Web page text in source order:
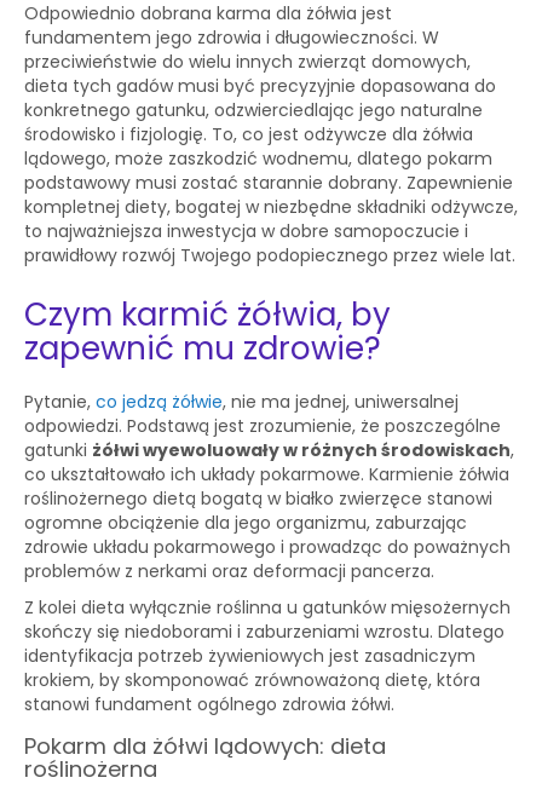
Odpowiednio dobrana karma dla żółwia jest
fundamentem jego zdrowia i długowieczności. W
przeciwieństwie do wielu innych zwierząt domowych,
dieta tych gadów musi być precyzyjnie dopasowana do
konkretnego gatunku, odzwierciedlając jego naturalne
środowisko i fizjologię. To, co jest odżywcze dla żółwia
lądowego, może zaszkodzić wodnemu, dlatego pokarm
podstawowy musi zostać starannie dobrany. Zapewnienie
kompletnej diety, bogatej w niezbędne składniki odżywcze,
to najważniejsza inwestycja w dobre samopoczucie i
prawidłowy rozwój Twojego podopiecznego przez wiele lat.
Czym karmić żółwia, by
zapewnić mu zdrowie?
Pytanie, co jedzą żółwie, nie ma jednej, uniwersalnej
odpowiedzi. Podstawą jest zrozumienie, że poszczególne
gatunki żółwi wyewoluowały w różnych środowiskach,
co ukształtowało ich układy pokarmowe. Karmienie żółwia
roślinożernego dietą bogatą w białko zwierzęce stanowi
ogromne obciążenie dla jego organizmu, zaburzając
zdrowie układu pokarmowego i prowadząc do poważnych
problemów z nerkami oraz deformacji pancerza.
Z kolei dieta wyłącznie roślinna u gatunków mięsożernych
skończy się niedoborami i zaburzeniami wzrostu. Dlatego
identyfikacja potrzeb żywieniowych jest zasadniczym
krokiem, by skomponować zrównoważoną dietę, która
stanowi fundament ogólnego zdrowia żółwi.
Pokarm dla żółwi lądowych: dieta
roślinożerna